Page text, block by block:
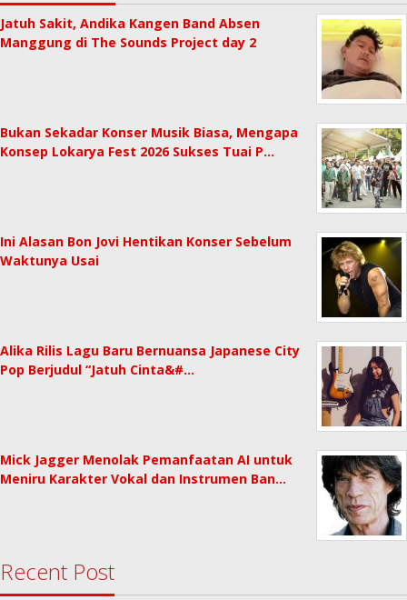
Jatuh Sakit, Andika Kangen Band Absen
Manggung di The Sounds Project day 2
Bukan Sekadar Konser Musik Biasa, Mengapa
Konsep Lokarya Fest 2026 Sukses Tuai P…
Ini Alasan Bon Jovi Hentikan Konser Sebelum
Waktunya Usai
Alika Rilis Lagu Baru Bernuansa Japanese City
Pop Berjudul “Jatuh Cinta&#…
Mick Jagger Menolak Pemanfaatan AI untuk
Meniru Karakter Vokal dan Instrumen Ban…
Recent Post